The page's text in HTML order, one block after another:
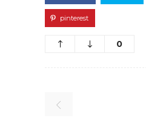
pinterest
0